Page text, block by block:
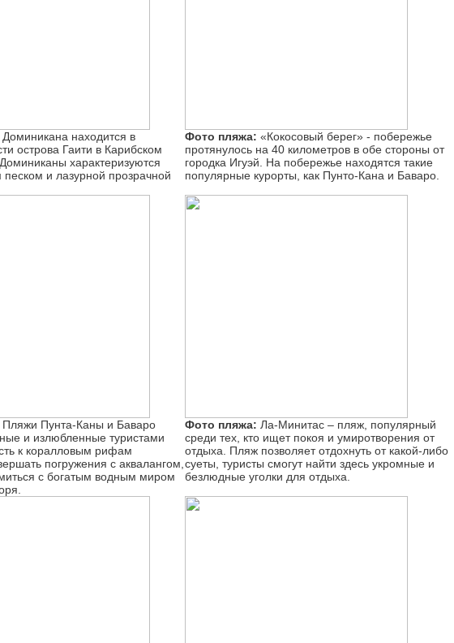
Доминикана находится в
острова Гаити в Карибском
характеризуются
и лазурной прозрачной
Фото пляжа: «Кокосовый берег» - побережье
протянулось на 40 километров в обе стороны от
городка Игуэй. На побережье находятся такие
популярные курорты, как Пунто-Кана и Баваро.
Пляжи Пунта-Каны и Баваро
и излюбленные туристами
к коралловым рифам
погружения с аквалангом,
с богатым водным миром
Фото пляжа: Ла-Минитас – пляж, популярный
среди тех, кто ищет покоя и умиротворения от
отдыха. Пляж позволяет отдохнуть от какой-либо
суеты, туристы смогут найти здесь укромные и
безлюдные уголки для отдыха.